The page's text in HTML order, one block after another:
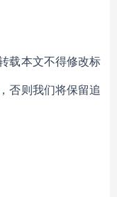
载本文不得修改标
否则我们将保留追